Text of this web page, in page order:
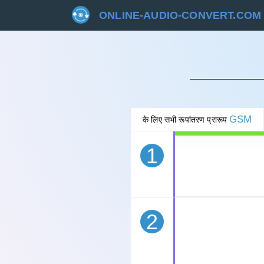
ONLINE-AUDIO-CONVERT.COM
के लिए सभी रूपांतरण प्रारूप GSM
1
रद्द
2